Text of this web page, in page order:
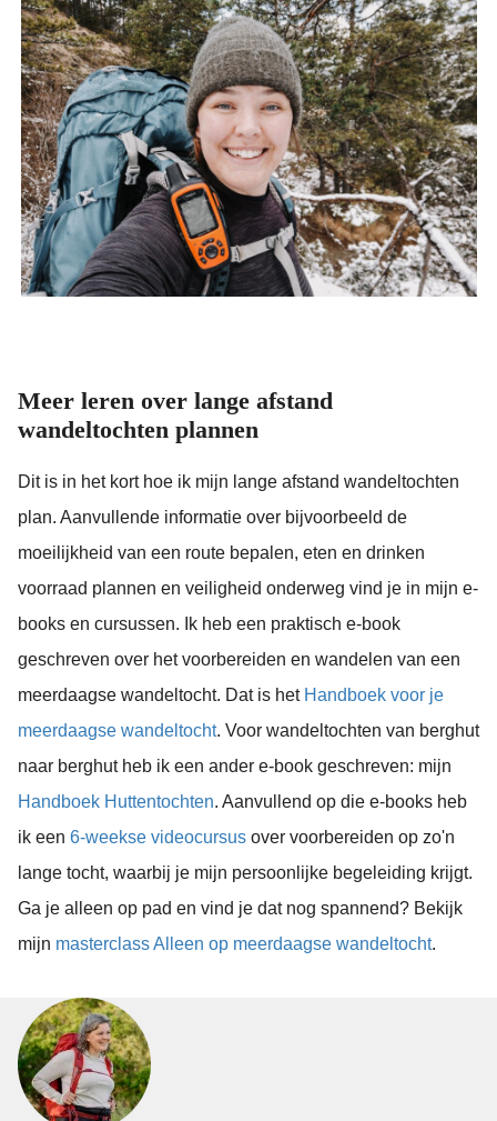
Meer leren over lange afstand
wandeltochten plannen
Dit is in het kort hoe ik mijn lange afstand wandeltochten
plan. Aanvullende informatie over bijvoorbeeld de
moeilijkheid van een route bepalen, eten en drinken
voorraad plannen en veiligheid onderweg vind je in mijn e-
books en cursussen. Ik heb een praktisch e-book
geschreven over het voorbereiden en wandelen van een
meerdaagse wandeltocht. Dat is het Handboek voor je
meerdaagse wandeltocht. Voor wandeltochten van berghut
naar berghut heb ik een ander e-book geschreven: mijn
Handboek Huttentochten. Aanvullend op die e-books heb
ik een 6-weekse videocursus over voorbereiden op zo'n
lange tocht, waarbij je mijn persoonlijke begeleiding krijgt.
Ga je alleen op pad en vind je dat nog spannend? Bekijk
mijn masterclass Alleen op meerdaagse wandeltocht.